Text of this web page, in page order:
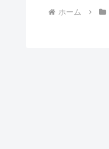
ホーム